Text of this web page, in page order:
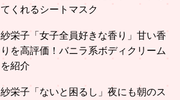
てくれるシートマスク
紗栄子「女子全員好きな香り」甘い香
りを高評価！バニラ系ボディクリーム
を紹介
紗栄子「ないと困るし」夜にも朝のス